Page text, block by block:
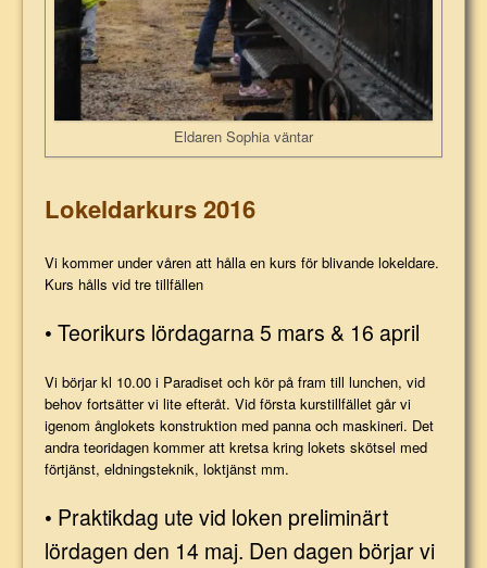
Eldaren Sophia väntar
Lokeldarkurs 2016
Vi kommer under våren att hålla en kurs för blivande lokeldare.
Kurs hålls vid tre tillfällen
• Teorikurs lördagarna 5 mars & 16 april
Vi börjar kl 10.00 i Paradiset och kör på fram till lunchen, vid
behov fortsätter vi lite efteråt. Vid första kurstillfället går vi
igenom ånglokets konstruktion med panna och maskineri. Det
andra teoridagen kommer att kretsa kring lokets skötsel med
förtjänst, eldningsteknik, loktjänst mm.
• Praktikdag ute vid loken preliminärt
lördagen den 14 maj. Den dagen börjar vi